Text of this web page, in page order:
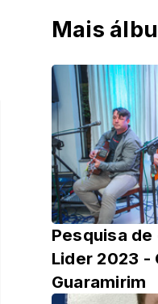
Mais
Pesquisa
Lider 2023 -
Guaramirim